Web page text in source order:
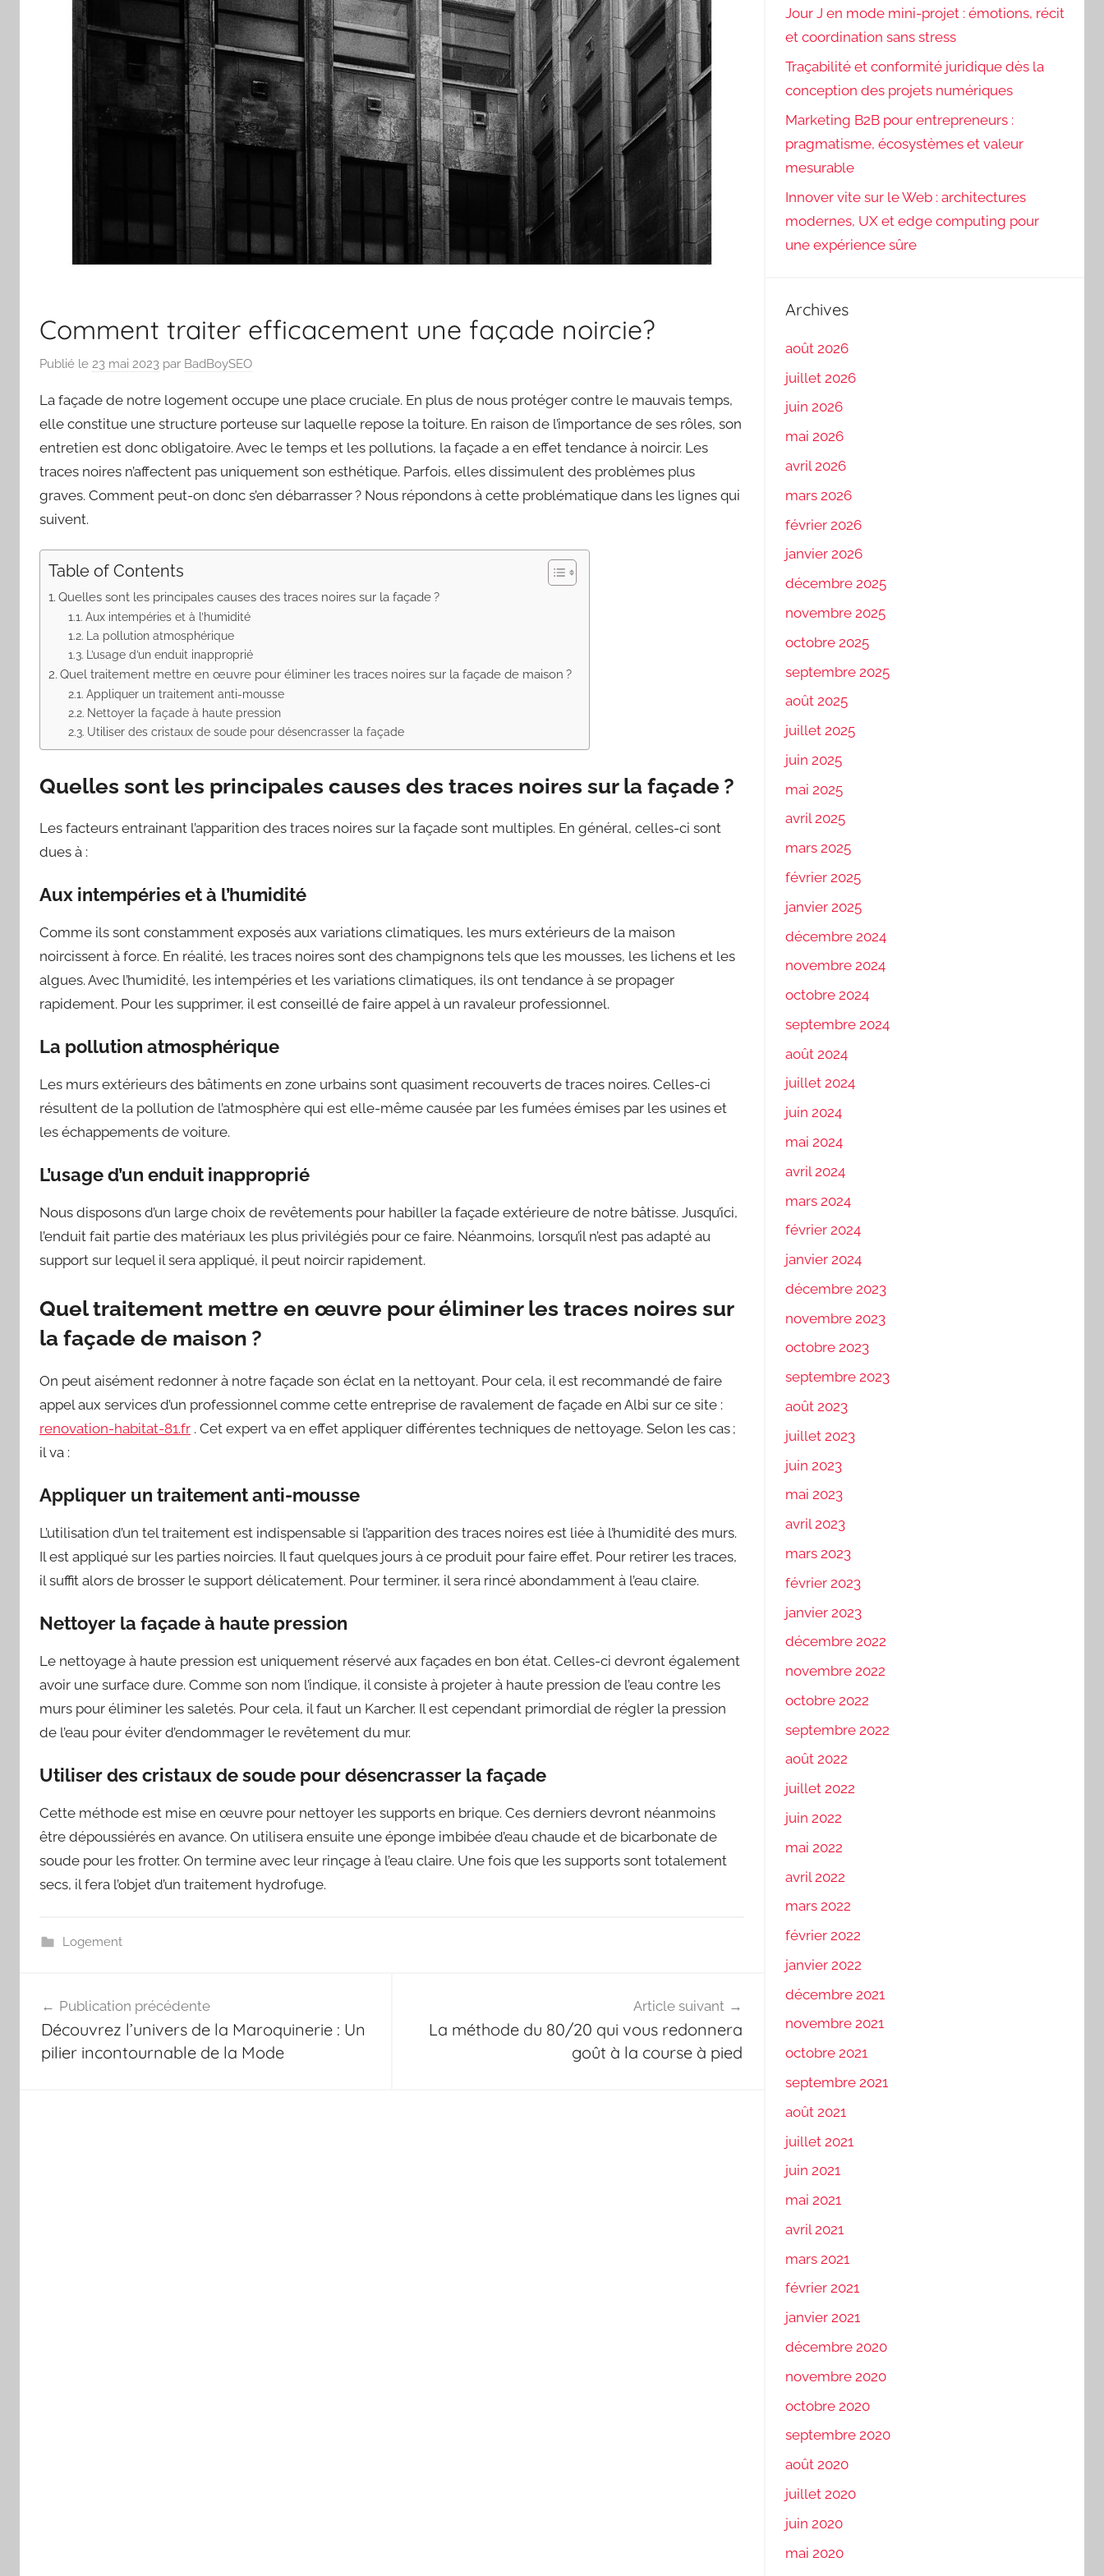
Comment traiter efficacement une façade noircie?
Publié le 23 mai 2023 par BadBoySEO
La façade de notre logement occupe une place cruciale. En plus de nous protéger contre le mauvais temps,
elle constitue une structure porteuse sur laquelle repose la toiture. En raison de l’importance de ses rôles, son
entretien est donc obligatoire. Avec le temps et les pollutions, la façade a en effet tendance à noircir. Les
traces noires n’affectent pas uniquement son esthétique. Parfois, elles dissimulent des problèmes plus
graves. Comment peut-on donc s’en débarrasser ? Nous répondons à cette problématique dans les lignes qui
suivent.
Table of Contents
Quelles sont les principales causes des traces noires sur la façade ?
Aux intempéries et à l’humidité
La pollution atmosphérique
L’usage d’un enduit inapproprié
Quel traitement mettre en œuvre pour éliminer les traces noires sur la façade de maison ?
Appliquer un traitement anti-mousse
Nettoyer la façade à haute pression
Utiliser des cristaux de soude pour désencrasser la façade
Quelles sont les principales causes des traces noires sur la façade ?
Les facteurs entrainant l’apparition des traces noires sur la façade sont multiples. En général, celles-ci sont
dues à :
Aux intempéries et à l’humidité
Comme ils sont constamment exposés aux variations climatiques, les murs extérieurs de la maison
noircissent à force. En réalité, les traces noires sont des champignons tels que les mousses, les lichens et les
algues. Avec l’humidité, les intempéries et les variations climatiques, ils ont tendance à se propager
rapidement. Pour les supprimer, il est conseillé de faire appel à un ravaleur professionnel.
La pollution atmosphérique
Les murs extérieurs des bâtiments en zone urbains sont quasiment recouverts de traces noires. Celles-ci
résultent de la pollution de l’atmosphère qui est elle-même causée par les fumées émises par les usines et
les échappements de voiture.
L’usage d’un enduit inapproprié
Nous disposons d’un large choix de revêtements pour habiller la façade extérieure de notre bâtisse. Jusqu’ici,
l’enduit fait partie des matériaux les plus privilégiés pour ce faire. Néanmoins, lorsqu’il n’est pas adapté au
support sur lequel il sera appliqué, il peut noircir rapidement.
Quel traitement mettre en œuvre pour éliminer les traces noires sur
la façade de maison ?
On peut aisément redonner à notre façade son éclat en la nettoyant. Pour cela, il est recommandé de faire
appel aux services d’un professionnel comme cette entreprise de ravalement de façade en Albi sur ce site :
renovation-habitat-81.fr . Cet expert va en effet appliquer différentes techniques de nettoyage. Selon les cas ;
il va :
Appliquer un traitement anti-mousse
L’utilisation d’un tel traitement est indispensable si l’apparition des traces noires est liée à l’humidité des murs.
Il est appliqué sur les parties noircies. Il faut quelques jours à ce produit pour faire effet. Pour retirer les traces,
il suffit alors de brosser le support délicatement. Pour terminer, il sera rincé abondamment à l’eau claire.
Nettoyer la façade à haute pression
Le nettoyage à haute pression est uniquement réservé aux façades en bon état. Celles-ci devront également
avoir une surface dure. Comme son nom l’indique, il consiste à projeter à haute pression de l’eau contre les
murs pour éliminer les saletés. Pour cela, il faut un Karcher. Il est cependant primordial de régler la pression
de l’eau pour éviter d’endommager le revêtement du mur.
Utiliser des cristaux de soude pour désencrasser la façade
Cette méthode est mise en œuvre pour nettoyer les supports en brique. Ces derniers devront néanmoins
être dépoussiérés en avance. On utilisera ensuite une éponge imbibée d’eau chaude et de bicarbonate de
soude pour les frotter. On termine avec leur rinçage à l’eau claire. Une fois que les supports sont totalement
secs, il fera l’objet d’un traitement hydrofuge.
Logement
de
l’article
Publication précédente
Découvrez l’univers de la Maroquinerie : Un
pilier incontournable de la Mode
Article suivant
La méthode du 80/20 qui vous redonnera
goût à la course à pied
Jour J en mode mini-projet : émotions, récit
et coordination sans stress
Traçabilité et conformité juridique dès la
conception des projets numériques
Marketing B2B pour entrepreneurs :
pragmatisme, écosystèmes et valeur
mesurable
Innover vite sur le Web : architectures
modernes, UX et edge computing pour
une expérience sûre
Archives
août 2026
juillet 2026
juin 2026
mai 2026
avril 2026
mars 2026
février 2026
janvier 2026
décembre 2025
novembre 2025
octobre 2025
septembre 2025
août 2025
juillet 2025
juin 2025
mai 2025
avril 2025
mars 2025
février 2025
janvier 2025
décembre 2024
novembre 2024
octobre 2024
septembre 2024
août 2024
juillet 2024
juin 2024
mai 2024
avril 2024
mars 2024
février 2024
janvier 2024
décembre 2023
novembre 2023
octobre 2023
septembre 2023
août 2023
juillet 2023
juin 2023
mai 2023
avril 2023
mars 2023
février 2023
janvier 2023
décembre 2022
novembre 2022
octobre 2022
septembre 2022
août 2022
juillet 2022
juin 2022
mai 2022
avril 2022
mars 2022
février 2022
janvier 2022
décembre 2021
novembre 2021
octobre 2021
septembre 2021
août 2021
juillet 2021
juin 2021
mai 2021
avril 2021
mars 2021
février 2021
janvier 2021
décembre 2020
novembre 2020
octobre 2020
septembre 2020
août 2020
juillet 2020
juin 2020
mai 2020